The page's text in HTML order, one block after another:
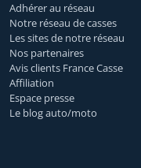
Adhérer au réseau
Notre réseau de casses
Les sites de notre réseau
Nos partenaires
Avis clients France Casse
Affiliation
Espace presse
Le blog auto/moto